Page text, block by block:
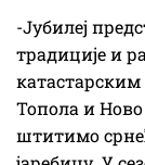
-Јубилеј
традиције и
Топола и
штитимо